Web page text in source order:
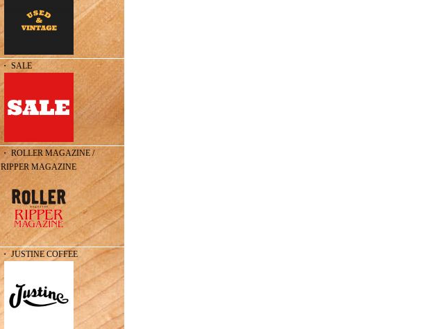
・ SALE
・ ROLLER MAGAZINE /
RIPPER MAGAZINE
・ JUSTINE COFFEE